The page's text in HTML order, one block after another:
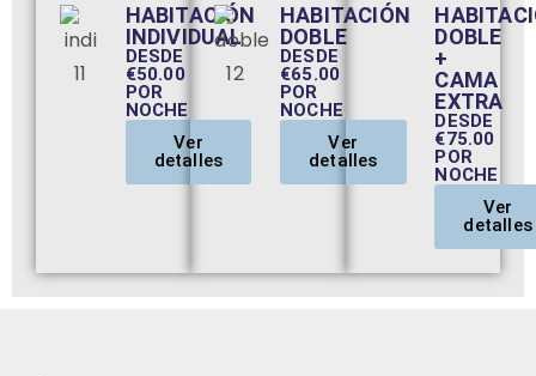
HABITACIÓN
INDIVIDUAL
DESDE
€50.00
POR
NOCHE
Ver
detalles
HABITACIÓN
DOBLE
DESDE
€65.00
POR
NOCHE
Ver
detalles
DOBLE
+
CAMA
EXTRA
DESDE
€75.00
POR
NOCHE
Ver
detalles